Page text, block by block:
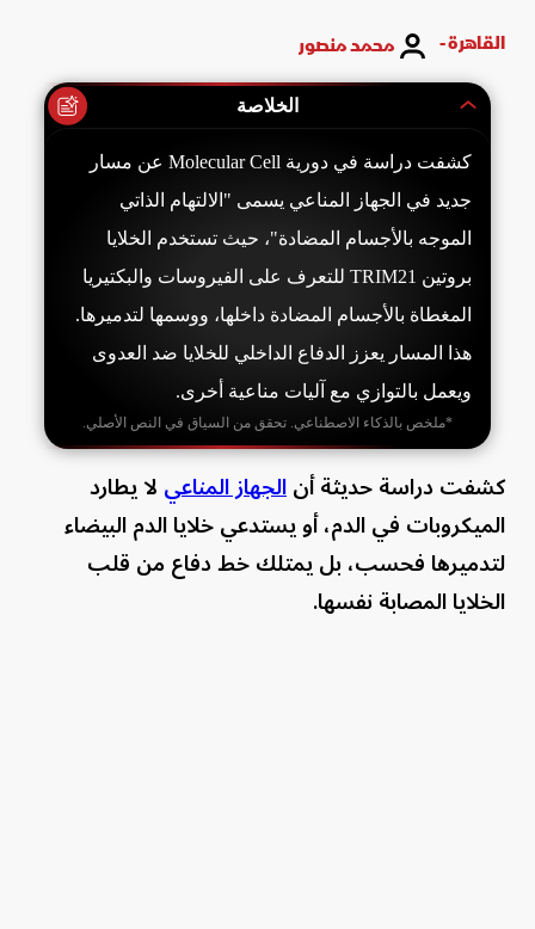
القاهرة - محمد منصور
الخلاصة
كشفت دراسة في دورية Molecular Cell عن مسار
جديد في الجهاز المناعي يسمى "الالتهام الذاتي
الموجه بالأجسام المضادة"، حيث تستخدم الخلايا
بروتين TRIM21 للتعرف على الفيروسات والبكتيريا
المغطاة بالأجسام المضادة داخلها، ووسمها لتدميرها.
هذا المسار يعزز الدفاع الداخلي للخلايا ضد العدوى
ويعمل بالتوازي مع آليات مناعية أخرى.
*ملخص بالذكاء الاصطناعي. تحقق من السياق في النص الأصلي.
كشفت دراسة حديثة أنالجهاز المناعيلا يطارد
الميكروبات في الدم، أو يستدعي خلايا الدم البيضاء
لتدميرها فحسب، بل يمتلك خط دفاع من قلب
الخلايا المصابة نفسها.